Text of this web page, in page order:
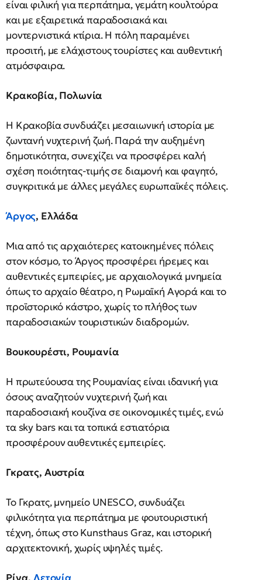
είναι φιλική για περπάτημα, γεμάτη κουλτούρα
και με εξαιρετικά παραδοσιακά και
μοντερνιστικά κτίρια. Η πόλη παραμένει
προσιτή, με ελάχιστους τουρίστες και αυθεντική
ατμόσφαιρα.
Κρακοβία, Πολωνία
Η Κρακοβία συνδυάζει μεσαιωνική ιστορία με
ζωντανή νυχτερινή ζωή. Παρά την αυξημένη
δημοτικότητα, συνεχίζει να προσφέρει καλή
σχέση ποιότητας-τιμής σε διαμονή και φαγητό,
συγκριτικά με άλλες μεγάλες ευρωπαϊκές πόλεις.
Άργος, Ελλάδα
Μια από τις αρχαιότερες κατοικημένες πόλεις
στον κόσμο, το Άργος προσφέρει ήρεμες και
αυθεντικές εμπειρίες, με αρχαιολογικά μνημεία
όπως το αρχαίο θέατρο, η Ρωμαϊκή Αγορά και το
προϊστορικό κάστρο, χωρίς το πλήθος των
παραδοσιακών τουριστικών διαδρομών.
Βουκουρέστι, Ρουμανία
Η πρωτεύουσα της Ρουμανίας είναι ιδανική για
όσους αναζητούν νυχτερινή ζωή και
παραδοσιακή κουζίνα σε οικονομικές τιμές, ενώ
τα sky bars και τα τοπικά εστιατόρια
προσφέρουν αυθεντικές εμπειρίες.
Γκρατς, Αυστρία
Το Γκρατς, μνημείο UNESCO, συνδυάζει
φιλικότητα για περπάτημα με φουτουριστική
τέχνη, όπως στο Kunsthaus Graz, και ιστορική
αρχιτεκτονική, χωρίς υψηλές τιμές.